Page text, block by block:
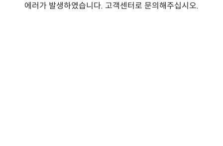
에러가 발생하였습니다. 고객센터로 문의해주십시오.